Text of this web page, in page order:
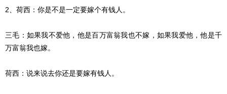
2、荷西：你是不是一定要嫁个有钱人。
三毛：如果我不爱他，他是百万富翁我也不嫁，如果我爱他，他是千
万富翁我也嫁。
荷西：说来说去你还是要嫁有钱人。